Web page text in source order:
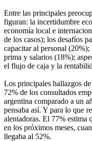
Entre las principales
figuran: la incertidumbre
economía local e
de los casos); los desafíos
capacitar al personal (20%);
prima y salarios (18%);
el flujo de caja y la
Los principales hallazgos
72% de los consultados
argentina comparado a un
pensaba así. Y para lo que
alentadoras. El 77% estima
en los próximos meses,
llegaba al 52%.